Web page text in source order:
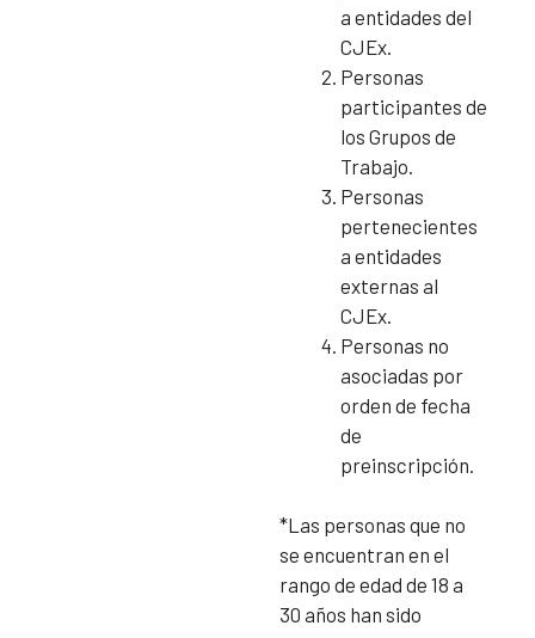
a entidades del
CJEx.
Personas
participantes de
los Grupos de
Trabajo.
Personas
pertenecientes
a entidades
externas al
CJEx.
Personas no
asociadas por
orden de fecha
de
preinscripción.
*Las personas que no
se encuentran en el
rango de edad de 18 a
30 años han sido